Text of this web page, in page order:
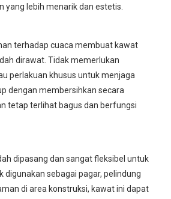
yang lebih menarik dan estetis.
terhadap cuaca membuat kawat
dirawat. Tidak memerlukan
perlakuan khusus untuk menjaga
dengan membersihkan secara
tetap terlihat bagus dan berfungsi
dipasang dan sangat fleksibel untuk
digunakan sebagai pagar, pelindung
di area konstruksi, kawat ini dapat